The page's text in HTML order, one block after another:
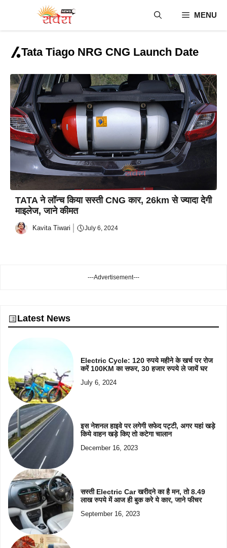
content
MENU
Tata Tiago NRG CNG Launch Date
TATA ने लॉन्च किया सस्ती CNG कार, 26km से ज्यादा देगी
माइलेज, जाने कीमत
Kavita Tiwari July 6, 2024
---Advertisement---
Latest News
Electric Cycle: 120 रुपये महीने के खर्च पर रोज
करें 100KM का सफर, 30 हजार रुपये ले जायें घर
July 6, 2024
इस नेशनल हाइवे पर लगेगी सफेद पट्टी, अगर यहां खड़े
किये वाहन खड़े किए तो कटेगा चालान
December 16, 2023
सस्ती Electric Car खरीदने का है मन, तो 8.49
लाख रुपये में आज ही बुक करे ये कार, जाने फीचर
September 16, 2023